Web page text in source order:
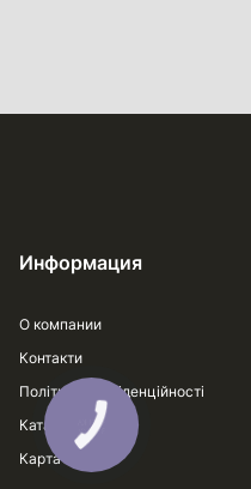
Информация
О компании
Контакти
Політика конфіденційності
Каталог
Карта сайта